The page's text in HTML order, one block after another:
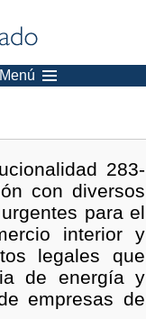
Menú
283-
con diversos
para el
interior y
legales que
de energía y
empresas de